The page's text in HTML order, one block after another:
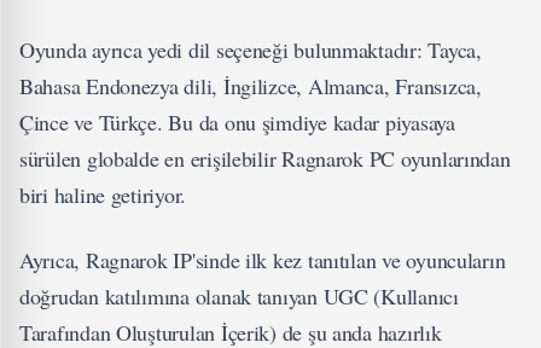
Oyunda ayrıca yedi dil seçeneği bulunmaktadır: Tayca,
Bahasa Endonezya dili, İngilizce, Almanca, Fransızca,
Çince ve Türkçe. Bu da onu şimdiye kadar piyasaya
sürülen globalde en erişilebilir Ragnarok PC oyunlarından
biri haline getiriyor.
Ayrıca, Ragnarok IP'sinde ilk kez tanıtılan ve oyuncuların
doğrudan katılımına olanak tanıyan UGC (Kullanıcı
Tarafından Oluşturulan İçerik) de şu anda hazırlık